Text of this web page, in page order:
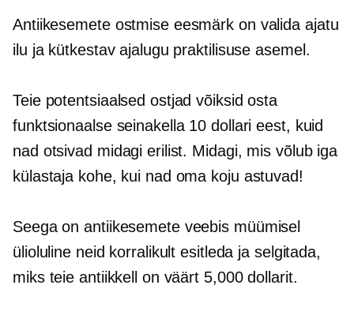
Antiikesemete ostmise eesmärk on valida ajatu
ilu ja kütkestav ajalugu praktilisuse asemel.
Teie potentsiaalsed ostjad võiksid osta
funktsionaalse seinakella 10 dollari eest, kuid
nad otsivad midagi erilist. Midagi, mis võlub iga
külastaja kohe, kui nad oma koju astuvad!
Seega on antiikesemete veebis müümisel
ülioluline neid korralikult esitleda ja selgitada,
miks teie antiikkell on väärt 5,000 dollarit.